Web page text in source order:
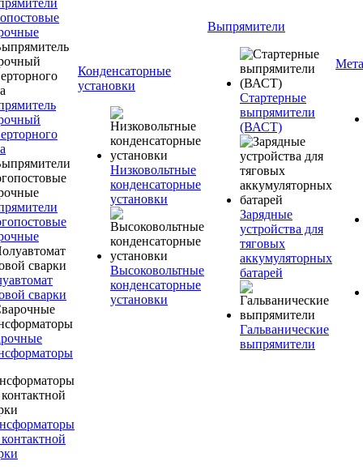
сварки
Конденсаторные
установки
Низковольтные
конденсаторные
установки
Высоковольтные
конденсаторные
установки
Выпрямители
Стартерные
выпрямители
(ВАСТ)
Зарядные
устройства для
тяговых
аккумуляторных
батарей
Гальванические
выпрямители